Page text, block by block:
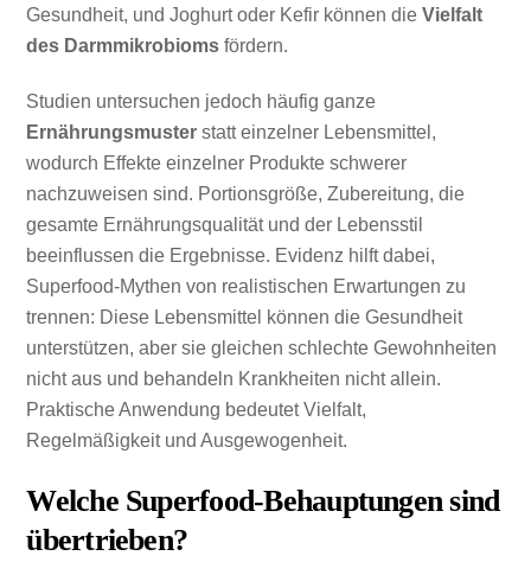
Gesundheit, und Joghurt oder Kefir können dieVielfalt
des Darmmikrobioms fördern.
Studien untersuchen jedoch häufig ganze
Ernährungsmuster statt einzelner Lebensmittel,
wodurch Effekte einzelner Produkte schwerer
nachzuweisen sind. Portionsgröße, Zubereitung, die
gesamte Ernährungsqualität und der Lebensstil
beeinflussen die Ergebnisse. Evidenz hilft dabei,
Superfood-Mythen von realistischen Erwartungen zu
trennen: Diese Lebensmittel können die Gesundheit
unterstützen, aber sie gleichen schlechte Gewohnheiten
nicht aus und behandeln Krankheiten nicht allein.
Praktische Anwendung bedeutet Vielfalt,
Regelmäßigkeit und Ausgewogenheit.
Welche Superfood-Behauptungen sind
übertrieben?